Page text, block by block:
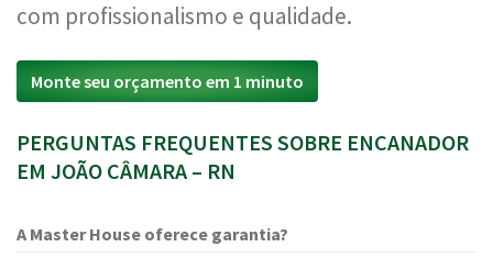
com profissionalismo e qualidade.
Monte seu orçamento em 1 minuto
PERGUNTAS FREQUENTES SOBRE ENCANADOR
EM JOÃO CÂMARA – RN
A Master House oferece garantia?